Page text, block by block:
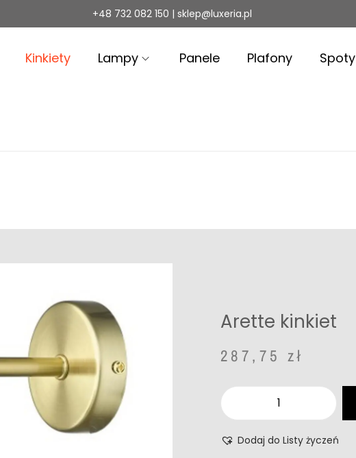
+48 732 082 150 | sklep@luxeria.pl
Kinkiety Lampy Panele Plafony Spoty
Arette kinkiet
287,75 zł
Dodaj do Listy życzeń